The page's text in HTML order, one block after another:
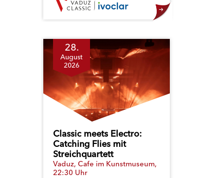
28.
August
2026
Classic meets Electro:
Catching Flies mit
Streichquartett
Vaduz, Cafe im Kunstmuseum,
22:30 Uhr